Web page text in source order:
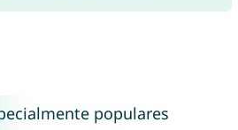
populares